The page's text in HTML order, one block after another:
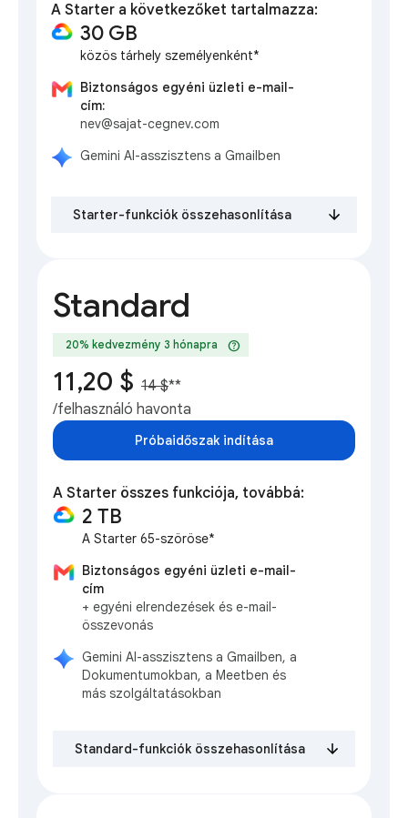
A Starter a következőket tartalmazza:
30 GB
közös tárhely személyenként*
Biztonságos egyéni üzleti e-mail-
cím:
nev@sajat-cegnev.com
Gemini AI-asszisztens a Gmailben
Starter-funkciók összehasonlítása
Standard
20% kedvezmény 3 hónapra help
11,20 $ 14 $**
/felhasználó havonta
Próbaidőszak indítása
A Starter összes funkciója, továbbá:
2 TB
A Starter 65-szöröse*
Biztonságos egyéni üzleti e-mail-
cím
+ egyéni elrendezések és e-mail-
összevonás
Gemini AI-asszisztens a Gmailben, a
Dokumentumokban, a Meetben és
más szolgáltatásokban
Standard-funkciók összehasonlítása